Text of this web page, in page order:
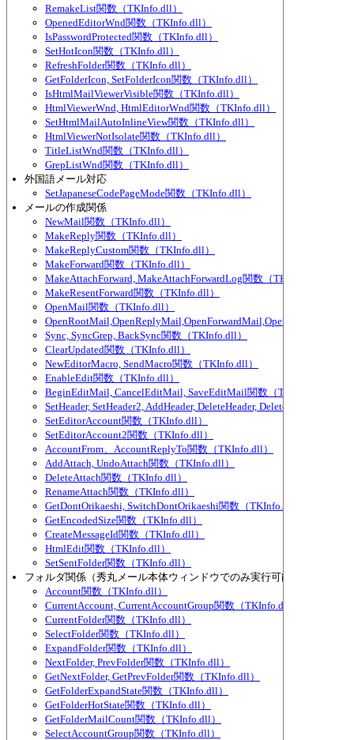
RemakeList関数（TKInfo.dll）
OpenedEditorWnd関数（TKInfo.dll）
IsPasswordProtected関数（TKInfo.dll）
SetHotIcon関数（TKInfo.dll）
RefreshFolder関数（TKInfo.dll）
GetFolderIcon, SetFolderIcon関数（TKInfo.dll）
IsHtmlMailViewerVisible関数（TKInfo.dll）
HtmlViewerWnd, HtmlEditorWnd関数（TKInfo.dll）
SetHtmlMailAutoInlineView関数（TKInfo.dll）
HtmlViewerNotIsolate関数（TKInfo.dll）
TitleListWnd関数（TKInfo.dll）
GrepListWnd関数（TKInfo.dll）
外国語メール対応
SetJapaneseCodePageMode関数（TKInfo.dll）
メールの作成関係
NewMail関数（TKInfo.dll）
MakeReply関数（TKInfo.dll）
MakeReplyCustom関数（TKInfo.dll）
MakeForward関数（TKInfo.dll）
MakeAttachForward, MakeAttachForwardLog関数（TKInfo.dll）
MakeResentForward関数（TKInfo.dll）
OpenMail関数（TKInfo.dll）
OpenRootMail,OpenReplyMail,OpenForwardMail,OpenLog関数（
Sync, SyncGrep, BackSync関数（TKInfo.dll）
ClearUpdated関数（TKInfo.dll）
NewEditorMacro, SendMacro関数（TKInfo.dll）
EnableEdit関数（TKInfo.dll）
BeginEditMail, CancelEditMail, SaveEditMail関数（TKInfo.dll）
SetHeader, SetHeader2, AddHeader, DeleteHeader, DeleteHeader2,
SetEditorAccount関数（TKInfo.dll）
SetEditorAccount2関数（TKInfo.dll）
AccountFrom、AccountReplyTo関数（TKInfo.dll）
AddAttach, UndoAttach関数（TKInfo.dll）
DeleteAttach関数（TKInfo.dll）
RenameAttach関数（TKInfo.dll）
GetDontOrikaeshi, SwitchDontOrikaeshi関数（TKInfo.dll）
GetEncodedSize関数（TKInfo.dll）
CreateMessageId関数（TKInfo.dll）
HtmlEdit関数（TKInfo.dll）
SetSentFolder関数（TKInfo.dll）
フォルダ関係（秀丸メール本体ウィンドウでのみ実行可能な物が多い）
Account関数（TKInfo.dll）
CurrentAccount, CurrentAccountGroup関数（TKInfo.dll）
CurrentFolder関数（TKInfo.dll）
SelectFolder関数（TKInfo.dll）
ExpandFolder関数（TKInfo.dll）
NextFolder, PrevFolder関数（TKInfo.dll）
GetNextFolder, GetPrevFolder関数（TKInfo.dll）
GetFolderExpandState関数（TKInfo.dll）
GetFolderHotState関数（TKInfo.dll）
GetFolderMailCount関数（TKInfo.dll）
SelectAccountGroup関数（TKInfo.dll）